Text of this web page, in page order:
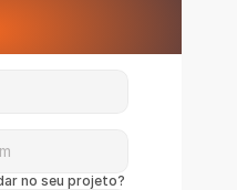
no seu projeto?